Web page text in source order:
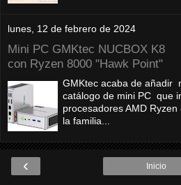
lunes, 12 de febrero de 2024
Mini PC GMKtec NUCBOX K8
con Ryzen 8000 "Hawk Point"
GMKtec acaba de añadir
catálogo de mini PC que
procesadores AMD
la familia...
‹ Inicio